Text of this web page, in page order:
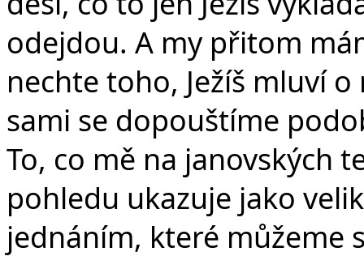
odejdou. A my přitom
nechte toho, Ježíš mluví
sami se dopouštíme
To, co mě na janovských
pohledu ukazuje jako
jednáním, které můžeme